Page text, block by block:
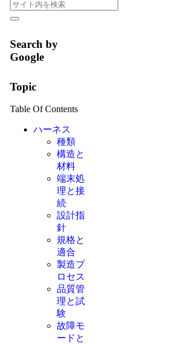
Search by
Google
Topic
Table Of Contents
ハーネス
種類
構造と
材料
端末処
理と接
続
設計指
針
規格と
適合
製造プ
ロセス
品質管
理と試
験
故障モ
ードと